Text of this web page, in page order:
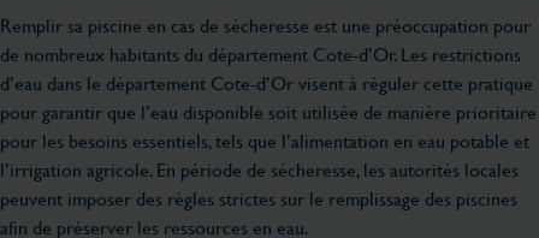
Remplir sa piscine en cas de sécheresse est une préoccupation pour
de nombreux habitants du département Cote-d’Or. Les restrictions
d’eau dans le département Cote-d’Or visent à réguler cette pratique
pour garantir que l’eau disponible soit utilisée de manière prioritaire
pour les besoins essentiels, tels que l’alimentation en eau potable et
l’irrigation agricole. En période de sécheresse, les autorités locales
peuvent imposer des règles strictes sur le remplissage des piscines
afin de préserver les ressources en eau.